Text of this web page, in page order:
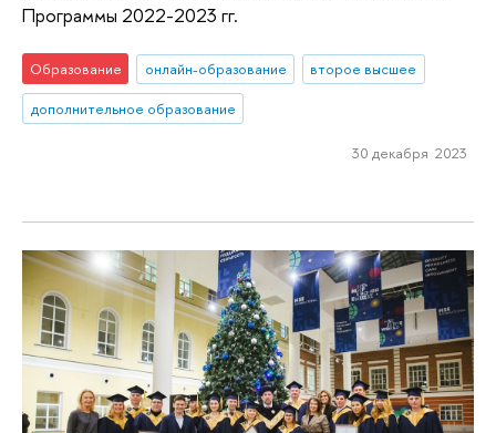
Программы 2022-2023 гг.
Образование онлайн-образование
второе высшее
дополнительное образование
30 декабря 2023